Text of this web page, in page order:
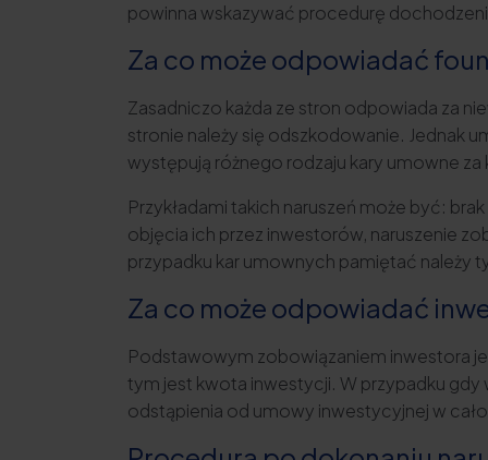
powinna wskazywać procedurę
Za co może odpowiadać
Zasadniczo każda ze stron odpowiada za
stronie należy się odszkodowanie. Jednak
występują różnego rodzaju kary umowne za
Przykładami takich naruszeń może być:
objęcia ich przez inwestorów, naruszenie
przypadku kar umownych pamiętać należy
Za co może odpowiadać
Podstawowym zobowiązaniem inwestora
tym jest kwota inwestycji. W przypadku
odstąpienia od umowy inwestycyjnej w